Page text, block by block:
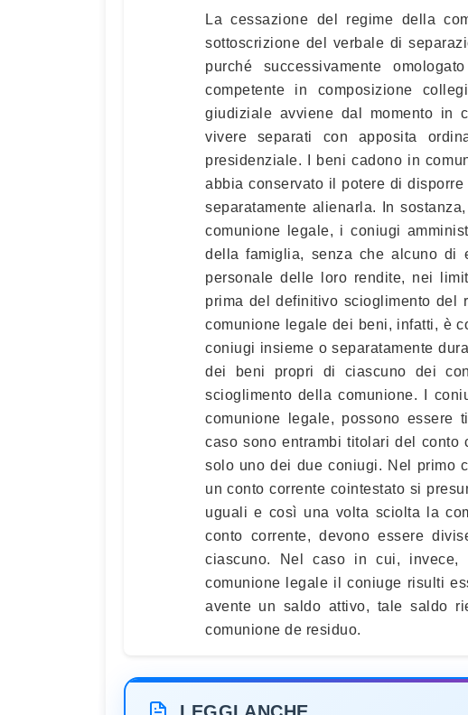
La cessazione del regime della
sottoscrizione del verbale di
purché successivamente
competente in composizione
giudiziale avviene dal momento in
vivere separati con apposita
presidenziale. I beni cadono in
abbia conservato il potere di
separatamente alienarla. In
comunione legale, i coniugi
della famiglia, senza che alcuno di
personale delle loro rendite, nei
prima del definitivo scioglimento del
comunione legale dei beni, infatti, è
coniugi insieme o separatamente
dei beni propri di ciascuno dei
scioglimento della comunione. I
comunione legale, possono essere
caso sono entrambi titolari del conto
solo uno dei due coniugi. Nel primo
un conto corrente cointestato si
uguali e così una volta sciolta la
conto corrente, devono essere
ciascuno. Nel caso in cui, invece,
comunione legale il coniuge risulti
avente un saldo attivo, tale saldo
comunione de residuo.